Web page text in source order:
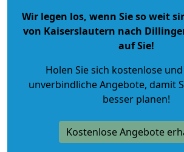
Wir legen los, wenn Sie so weit
von Kaiserslautern nach
auf Sie!
Holen Sie sich kostenlose
unverbindliche Angebote, damit
besser planen!
Kostenlose Angebote